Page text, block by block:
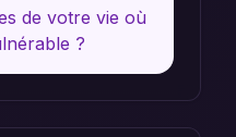
de votre vie où
?